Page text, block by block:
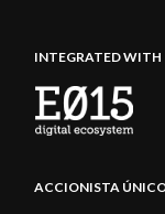
INTEGRATED WITH
ACCIONISTA